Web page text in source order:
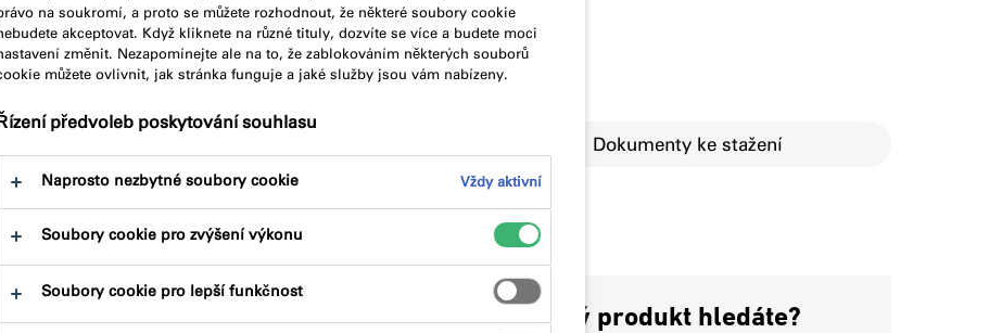
Dokumenty ke stažení
Jaký produkt hledáte?
na soukromí, a proto se můžete rozhodnout, že některé soubory cookie
akceptovat. Když kliknete na různé tituly, dozvíte se více a budete moci
změnit. Nezapomínejte ale na to, že zablokováním některých souborů
můžete ovlivnit, jak stránka funguje a jaké služby jsou vám nabízeny.
Řízení předvoleb poskytování souhlasu
Naprosto nezbytné soubory cookie Vždy aktivní
Soubory cookie pro zvýšení výkonu
Soubory cookie pro lepší funkčnost